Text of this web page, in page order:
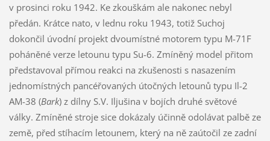
v prosinci roku 1942. Ke zkouškám ale nakonec nebyl
předán. Krátce nato, v lednu roku 1943, totiž Suchoj
dokončil úvodní projekt dvoumístné motorem typu M-71F
poháněné verze letounu typu Su-6. Zmíněný model přitom
představoval přímou reakci na zkušenosti s nasazením
jednomístných pancéřovaných útočných letounů typu Il-2
AM-38 (Bark) z dílny S.V. Iljušina v bojích druhé světové
války. Zmíněné stroje sice dokázaly účinně odolávat palbě ze
země, před stíhacím letounem, který na ně zaútočil ze zadní